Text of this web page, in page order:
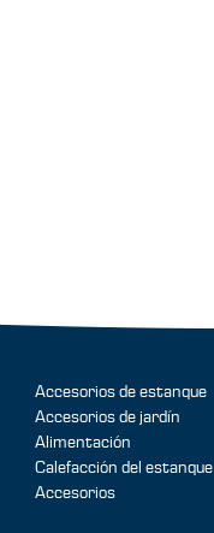
Accesorios de estanque
Accesorios de jardín
Alimentación
Calefacción del estanque
Accesorios